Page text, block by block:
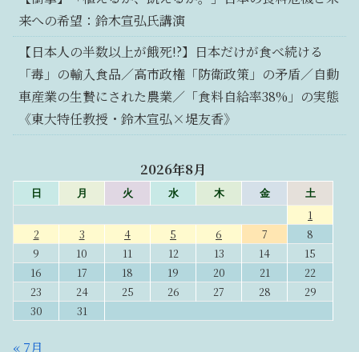
来への希望：鈴木宣弘氏講演
【日本人の半数以上が餓死!?】日本だけが食べ続ける
「毒」の輸入食品／高市政権「防衛政策」の矛盾／自動
車産業の生贄にされた農業／「食料自給率38%」の実態
《東大特任教授・鈴木宣弘×堤友香》
2026年8月
日 月 火 水 木 金 土
1
2
3 4 5 6 7
8
9
10 11 12 13 14
15
16
17 18 19 20 21
22
23
24 25 26 27 28
29
30
31
« 7月